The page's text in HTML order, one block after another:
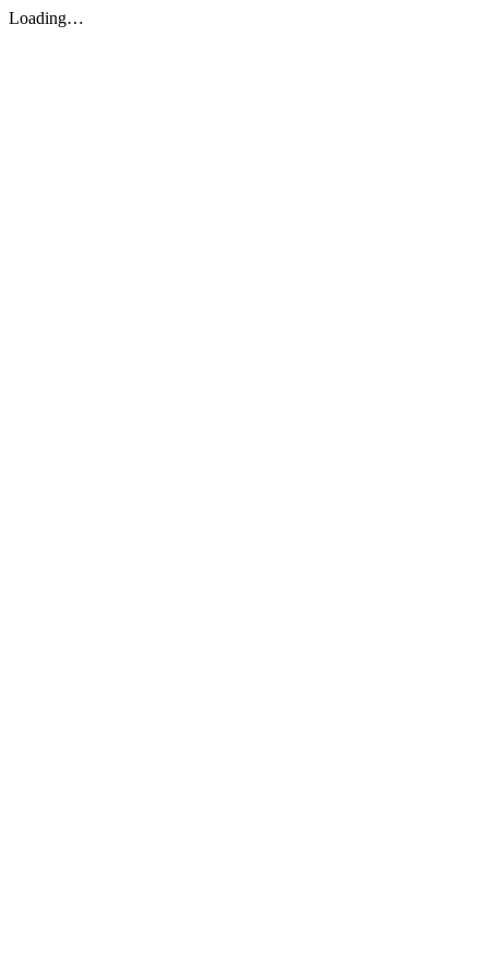
Loading…